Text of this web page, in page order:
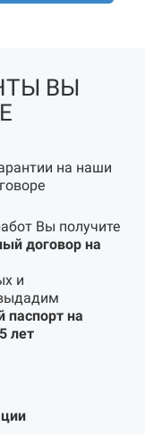
ВЫ
на наши
Вы получите
договор на
и
паспорт на
лет